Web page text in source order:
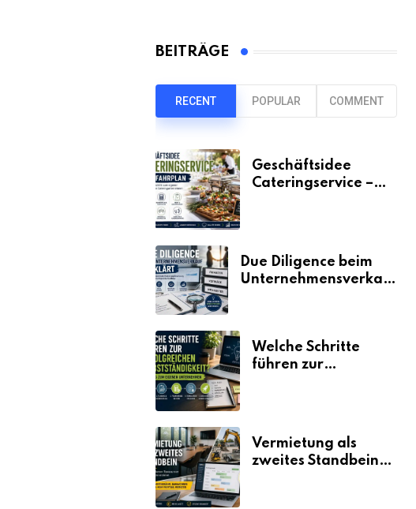
BEITRÄGE
RECENT POPULAR COMMENT
Geschäftsidee
Cateringservice –
Due Diligence beim
Unternehmensverkauf
Welche Schritte
führen zur
Vermietung als
zweites Standbein: